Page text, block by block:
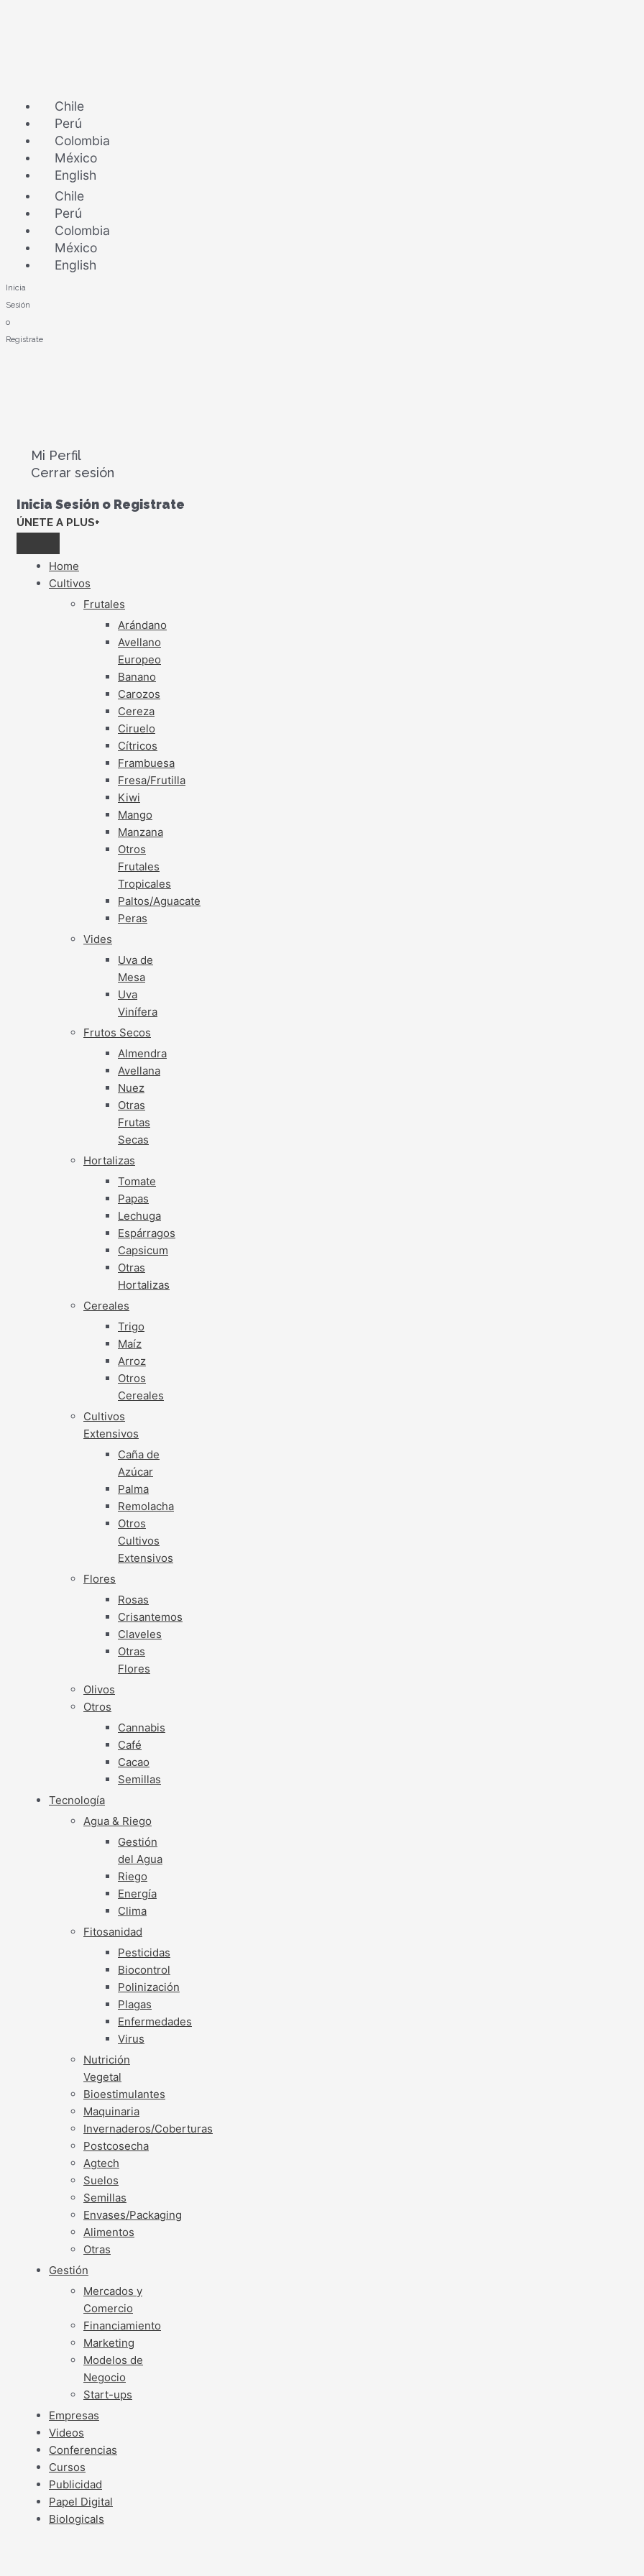
Chile
Perú
Colombia
México
English
Chile
Perú
Colombia
México
English
Inicia
Sesión
o
Registrate
Mi Perfil
Cerrar sesión
Inicia Sesión o Registrate
ÚNETE A PLUS+
Home
Cultivos
Frutales
Arándano
Avellano
Europeo
Banano
Carozos
Cereza
Ciruelo
Cítricos
Frambuesa
Fresa/Frutilla
Kiwi
Mango
Manzana
Otros
Frutales
Tropicales
Paltos/Aguacate
Peras
Vides
Uva de
Mesa
Uva
Vinífera
Frutos Secos
Almendra
Avellana
Nuez
Otras
Frutas
Secas
Hortalizas
Tomate
Papas
Lechuga
Espárragos
Capsicum
Otras
Hortalizas
Cereales
Trigo
Maíz
Arroz
Otros
Cereales
Cultivos
Extensivos
Caña de
Azúcar
Palma
Remolacha
Otros
Cultivos
Extensivos
Flores
Rosas
Crisantemos
Claveles
Otras
Flores
Olivos
Otros
Cannabis
Café
Cacao
Semillas
Tecnología
Agua & Riego
Gestión
del Agua
Riego
Energía
Clima
Fitosanidad
Pesticidas
Biocontrol
Polinización
Plagas
Enfermedades
Virus
Nutrición
Vegetal
Bioestimulantes
Maquinaria
Invernaderos/Coberturas
Postcosecha
Agtech
Suelos
Semillas
Envases/Packaging
Alimentos
Otras
Gestión
Mercados y
Comercio
Financiamiento
Marketing
Modelos de
Negocio
Start-ups
Empresas
Videos
Conferencias
Cursos
Publicidad
Papel Digital
Biologicals